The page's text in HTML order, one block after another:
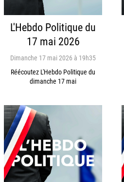
L'Hebdo Politique du
17 mai 2026
Dimanche 17 mai 2026 à 19h35
Réécoutez L'Hebdo Politique du
dimanche 17 mai